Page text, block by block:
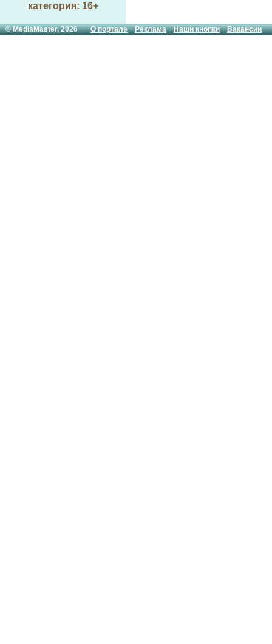
категория: 16+
© MediaMaster, 2026О портале Реклама Наши кнопки Вакансии